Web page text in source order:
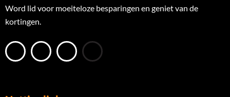
Word lid voor moeiteloze besparingen en geniet van de
kortingen.